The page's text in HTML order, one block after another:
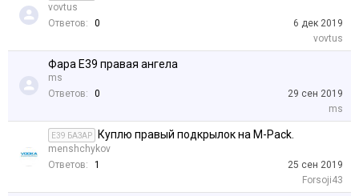
vovtus
Ответов:
0
6 дек 2019
vovtus
Фара E39 правая ангела
ms
Ответов:
0
29 сен 2019
ms
E39 БАЗАР Куплю правый подкрылок на M-Pack.
menshchykov
Ответов:
1
25 сен 2019
Forsoji43